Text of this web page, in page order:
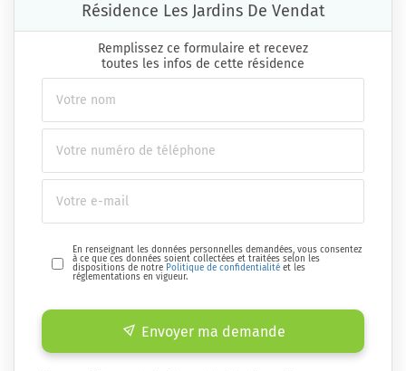
Résidence Les Jardins De Vendat
Remplissez ce formulaire et recevez
toutes les infos de cette résidence
En renseignant les données personnelles demandées, vous consentez
à ce que ces données soient collectées et traitées selon les
dispositions de notre Politique de confidentialité et les
réglementations en vigueur.
Envoyer ma demande